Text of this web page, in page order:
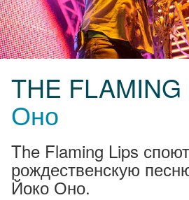
THE FLAMING
Оно
The Flaming Lips споют
рождественскую
Йоко Оно.